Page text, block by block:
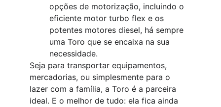
opções de motorização, incluindo o
eficiente motor turbo flex e os
potentes motores diesel, há sempre
uma Toro que se encaixa na sua
necessidade.
Seja para transportar equipamentos,
mercadorias, ou simplesmente para o
lazer com a família, a Toro é a parceira
ideal. E o melhor de tudo: ela fica ainda